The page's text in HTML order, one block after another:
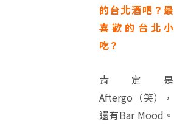
的台北酒吧？最
喜歡的台北小
吃？
肯定是
Aftergo（笑），
還有Bar Mood。